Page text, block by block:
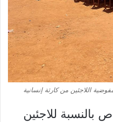
اللاجئين من كارثة إنسانية
للاجئين